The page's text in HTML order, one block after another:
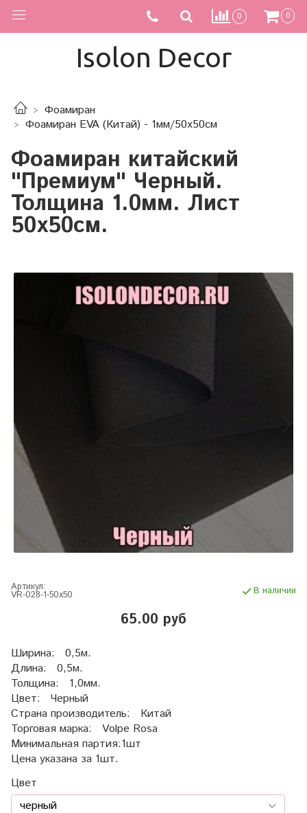
0 0
Isolon Decor
Фоамиран
Фоамиран EVA (Китай) - 1мм/50х50см
Фоамиран китайский
"Премиум" Черный.
Толщина 1.0мм. Лист
50х50см.
Артикул:
VR-028-1-50х50 В наличии
65.00 руб
Ширина: 0,5м.
Длина: 0,5м.
Толщина: 1,0мм.
Цвет: Черный
Страна производитель: Китай
Торговая марка: Volpe Rosa
Минимальная партия:1шт
Цена указана за 1шт.
Цвет